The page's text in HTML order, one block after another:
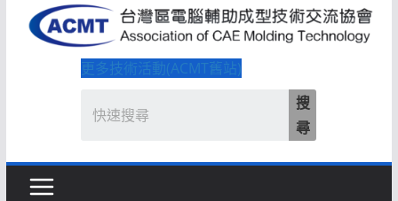
具展重磅登場
ACMT打造「Smart Molding 模塑智造平台」主題館
2026【QoM 射出成型高品質穩定生產】研討會
更多技術活動(ACMT舊站)
搜
尋